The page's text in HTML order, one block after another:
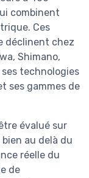
combinent
Ces
déclinent chez
Shimano,
technologies
ses gammes de
évalué sur
au delà du
réelle du
de